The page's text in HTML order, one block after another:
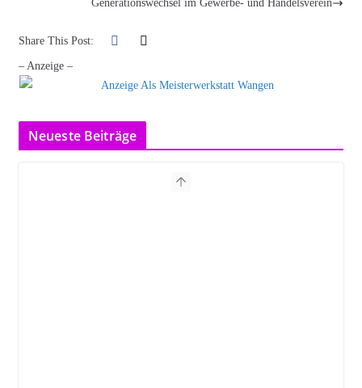
Generationswechsel im Gewerbe- und Handelsverein
Share This Post:
– Anzeige –
Neueste Beiträge